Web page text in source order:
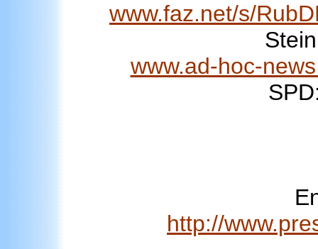
www.faz.net/s/
www.ad-hoc-
http://